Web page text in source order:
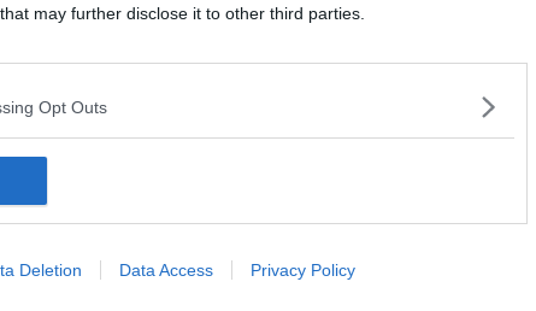
that may further disclose it to other third parties.
Opt Outs
Deletion Data Access Privacy Policy